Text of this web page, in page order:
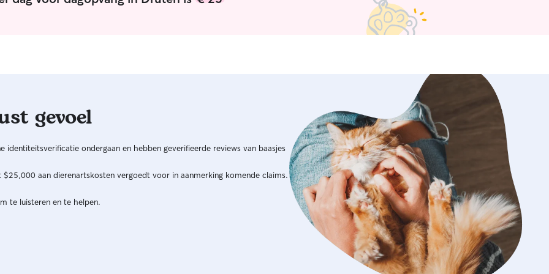
gevoel
identiteitsverificatie ondergaan en hebben geverifieerde reviews van baasjes
aan dierenartskosten vergoedt voor in aanmerking komende claims.
te luisteren en te helpen.